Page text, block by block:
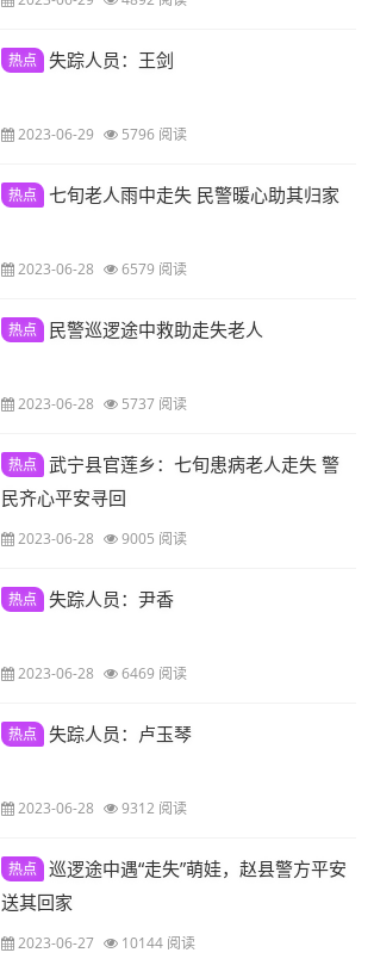
热点 失踪人员：王剑
2023-06-29 5796 阅读
热点 七旬老人雨中走失 民警暖心助其归家
2023-06-28 6579 阅读
热点 民警巡逻途中救助走失老人
2023-06-28 5737 阅读
热点
武宁县官莲乡：七旬患病老人走失 警
民齐心平安寻回
2023-06-28 9005 阅读
热点 失踪人员：尹香
2023-06-28 6469 阅读
热点 失踪人员：卢玉琴
2023-06-28 9312 阅读
热点
巡逻途中遇“走失”萌娃，赵县警方平安
送其回家
2023-06-27 10144 阅读